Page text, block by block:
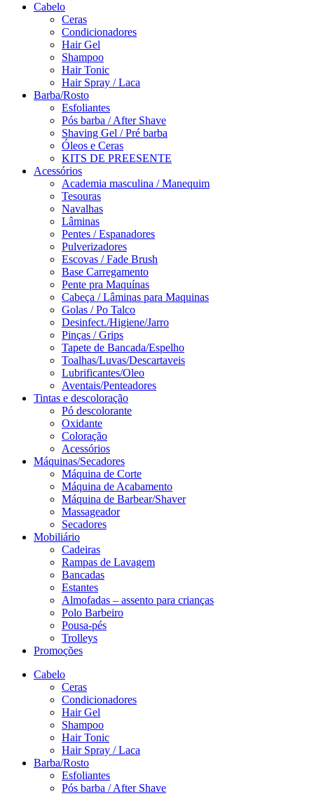
Cabelo
Ceras
Condicionadores
Hair Gel
Shampoo
Hair Tonic
Hair Spray / Laca
Barba/Rosto
Esfoliantes
Pós barba / After Shave
Shaving Gel / Pré barba
Óleos e Ceras
KITS DE PREESENTE
Acessórios
Academia masculina / Manequim
Tesouras
Navalhas
Lâminas
Pentes / Espanadores
Pulverizadores
Escovas / Fade Brush
Base Carregamento
Pente pra Maquínas
Cabeça / Lâminas para Maquinas
Golas / Po Talco
Desinfect./Higiene/Jarro
Pinças / Grips
Tapete de Bancada/Espelho
Toalhas/Luvas/Descartaveis
Lubrificantes/Oleo
Aventais/Penteadores
Tintas e descoloração
Pó descolorante
Oxidante
Coloração
Acessórios
Máquinas/Secadores
Máquina de Corte
Máquina de Acabamento
Máquina de Barbear/Shaver
Massageador
Secadores
Mobiliário
Cadeiras
Rampas de Lavagem
Bancadas
Estantes
Almofadas – assento para crianças
Polo Barbeiro
Pousa-pés
Trolleys
Promoções
Cabelo
Ceras
Condicionadores
Hair Gel
Shampoo
Hair Tonic
Hair Spray / Laca
Barba/Rosto
Esfoliantes
Pós barba / After Shave